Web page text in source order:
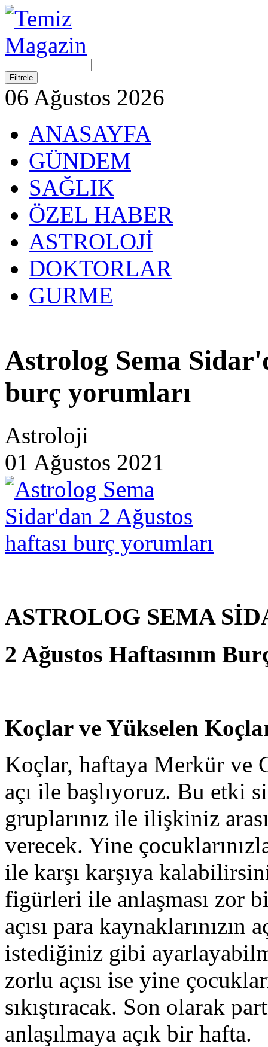
06 Ağustos 2026
ANASAYFA
GÜNDEM
SAĞLIK
ÖZEL HABER
ASTROLOJİ
DOKTORLAR
GURME
Astrolog Sema
burç yorumları
Astroloji
01 Ağustos 2021
ASTROLOG SEMA
2 Ağustos Haftasının
Koçlar ve Yükselen
Koçlar, haftaya Merkür ve
açı ile başlıyoruz. Bu etki
gruplarınız ile ilişkiniz
verecek. Yine
ile karşı karşıya
figürleri ile anlaşması zor
açısı para kaynaklarınızın
istediğiniz gibi
zorlu açısı ise yine
sıkıştıracak. Son olarak
anlaşılmaya açık bir hafta.